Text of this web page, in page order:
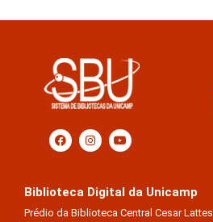
Biblioteca Digital da Unicamp
Prédio da Biblioteca Central Cesar Lattes